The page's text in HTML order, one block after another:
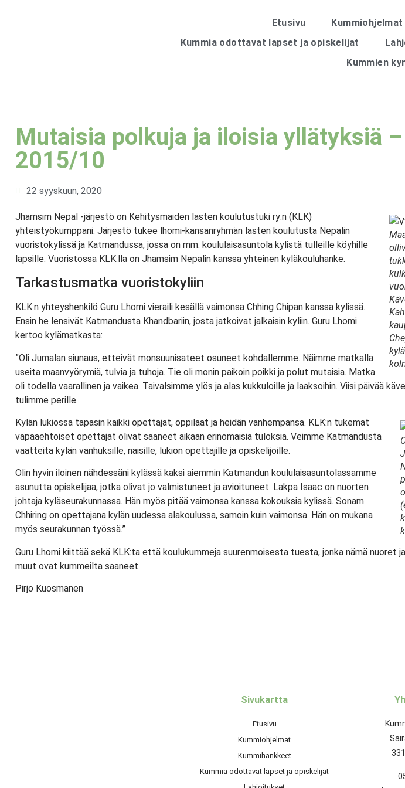
Etusivu Kummiohjelmat
Kummia odottavat lapset ja opiskelijat
Kummien
Mutaisia polkuja ja iloisia yllätyksiä –
2015/10
22 syyskuun, 2020
Jhamsim Nepal -järjestö on Kehitysmaiden lasten koulutustuki ry:n (KLK)
yhteistyökumppani. Järjestö tukee lhomi-kansanryhmän lasten koulutusta Nepalin
vuoristokylissä ja Katmandussa, jossa on mm. koululaisasuntola kylistä tulleille köyhille
lapsille. Vuoristossa KLK:lla on Jhamsim Nepalin kanssa yhteinen kyläkouluhanke.
Tarkastusmatka vuoristokyliin
KLK:n yhteyshenkilö Guru Lhomi vieraili kesällä vaimonsa Chhing Chipan kanssa kylissä.
Ensin he lensivät Katmandusta Khandbariin, josta jatkoivat jalkaisin kyliin. Guru Lhomi
kertoo kylämatkasta:
”Oli Jumalan siunaus, etteivät monsuunisateet osuneet kohdallemme. Näimme matkalla
useita maanvyörymiä, tulvia ja tuhoja. Tie oli monin paikoin poikki ja polut mutaisia. Matka
oli todella vaarallinen ja vaikea. Taivalsimme ylös ja alas kukkuloille ja laaksoihin. Viisi päivää
tulimme perille.
Kylän lukiossa tapasin kaikki opettajat, oppilaat ja heidän vanhempansa. KLK:n tukemat
vapaaehtoiset opettajat olivat saaneet aikaan erinomaisia tuloksia. Veimme Katmandusta
vaatteita kylän vanhuksille, naisille, lukion opettajille ja opiskelijoille.
Olin hyvin iloinen nähdessäni kylässä kaksi aiemmin Katmandun koululaisasuntolassamme
asunutta opiskelijaa, jotka olivat jo valmistuneet ja avioituneet. Lakpa Isaac on nuorten
johtaja kyläseurakunnassa. Hän myös pitää vaimonsa kanssa kokouksia kylissä. Sonam
Chhiring on opettajana kylän uudessa alakoulussa, samoin kuin vaimonsa. Hän on mukana
myös seurakunnan työssä.”
Guru Lhomi kiittää sekä KLK:ta että koulukummeja suurenmoisesta tuesta, jonka nämä nuoret
muut ovat kummeilta saaneet.
Pirjo Kuosmanen
Sivukartta
Etusivu
Kummiohjelmat
Kummihankkeet
Kummia odottavat lapset ja opiskelijat